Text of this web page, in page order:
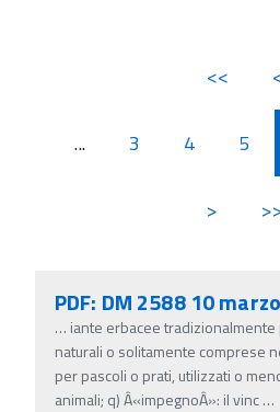
<<
... 3 4 5
>
PDF: DM 2588 10
… iante erbacee
naturali o solitamente comprese
per pascoli o prati, utilizzati o
animali; q) Â«impegnoÂ»: il vinc…